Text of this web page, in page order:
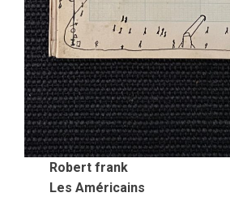
Robert frank
Les Américains